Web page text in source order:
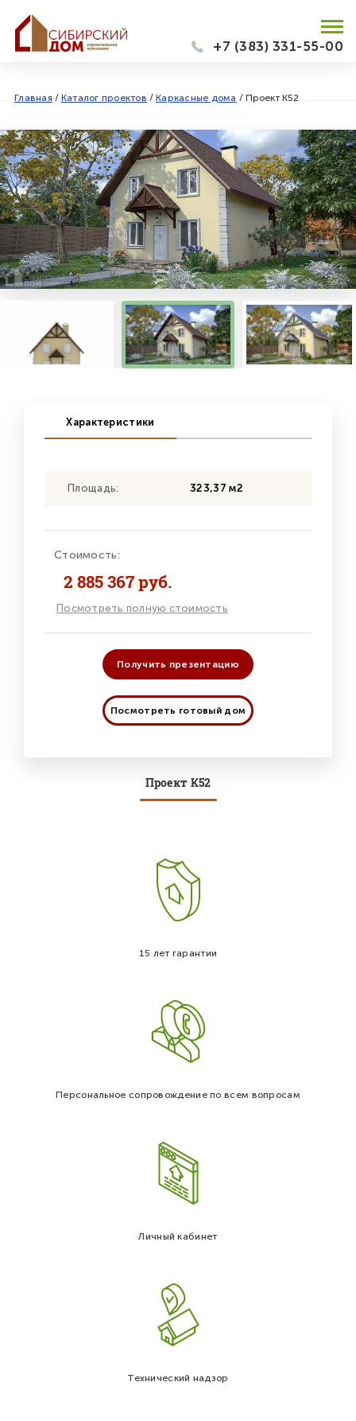
+7 (383) 331-55-00
Главная / Каталог проектов / Каркасные дома / Проект К52
Характеристики
Площадь: 323,37 м2
Стоимость:
2 885 367 руб.
Посмотреть полную стоимость
Получить презентацию
Посмотреть готовый дом
Проект К52
15 лет гарантии
Персональное сопровождение по всем вопросам
Личный кабинет
Технический надзор